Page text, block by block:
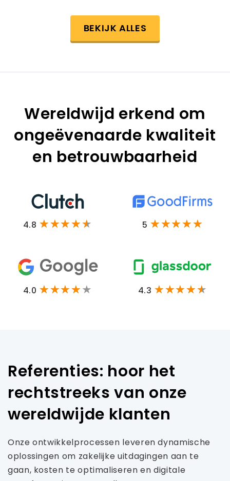
BEKIJK ALLES
Wereldwijd erkend om
ongeëvenaarde kwaliteit
en betrouwbaarheid
4.8 5
4.0 4.3
Referenties: hoor het
rechtstreeks van onze
wereldwijde klanten
Onze ontwikkelprocessen leveren dynamische
oplossingen om zakelijke uitdagingen aan te
gaan, kosten te optimaliseren en digitale